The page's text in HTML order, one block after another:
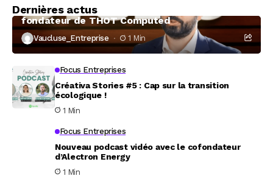
Dernières actus
À la rencontre de Christophe Coeffier, dirigeant
fondateur de THOT Computed
Vaucluse_Entreprise 1 Min
Focus Entreprises
Créativa Stories #5 : Cap sur la transition
écologique !
1 Min
Focus Entreprises
Nouveau podcast vidéo avec le cofondateur
d’Alectron Energy
1 Min